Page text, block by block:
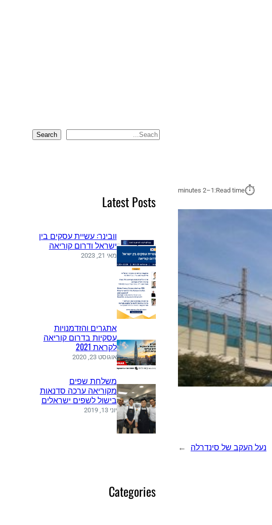
⏱︎
Read time:
1–2 minutes
נעל העקב של סינדרלה →
S
Search
Latest Posts
וובינר: עשיית עסקים בין
ישראל ודרום קוריאה
מאי 21, 2023
אתגרים והזדמנויות
עסקיות בדרום קוריאה
לקראת 2021
אוגוסט 23, 2020
משלחת שפים
מקוריאה ערכה סדנאות
בישול לשפים ישראלים
יוני 13, 2019
Categories